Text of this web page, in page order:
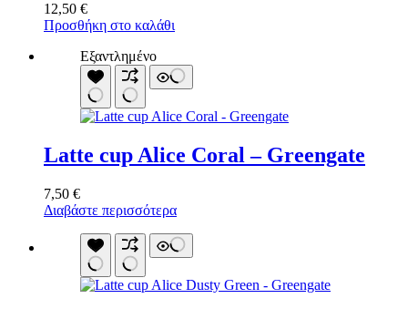
12,50 €
Προσθήκη στο καλάθι
Εξαντλημένο
Latte cup Alice Coral – Greengate
7,50 €
Διαβάστε περισσότερα